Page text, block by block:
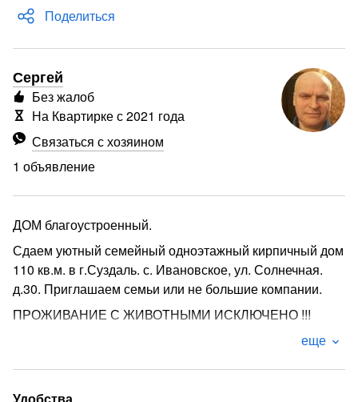
Поделиться
Сергей
Связаться с хозяином
1 объявление
Без жалоб
На Квартирке с 2021 года
ДОМ благоустроенный.
Сдаем уютный семейный одноэтажный кирпичный дом
110 кв.м. в г.Суздаль. с. Ивановское, ул. Солнечная.
д.30. Приглашаем семьи или не большие компании.
ПРОЖИВАНИЕ С ЖИВОТНЫМИ ИСКЛЮЧЕНО !!!
Дополнительно +1 место.
Итого - 9 мест .
еще